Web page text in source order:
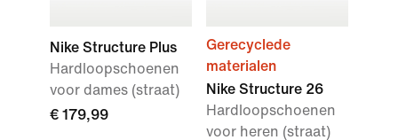
Nike Structure Plus
Hardloopschoenen
voor dames (straat)
€ 179,99
Gerecyclede
materialen
Nike Structure 26
Hardloopschoenen
voor heren (straat)